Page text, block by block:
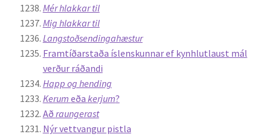
Mér hlakkar til
Mig hlakkar til
Langstoðsendingahæstur
Framtíðarstaða íslenskunnar ef kynhlutlaust mál
verður ráðandi
Happ og hending
Kerum eða kerjum?
Að raungerast
Nýr vettvangur pistla